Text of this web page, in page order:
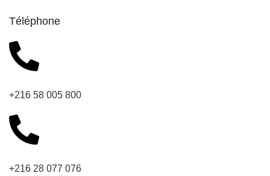
Téléphone
+216 58 005 800
+216 28 077 076